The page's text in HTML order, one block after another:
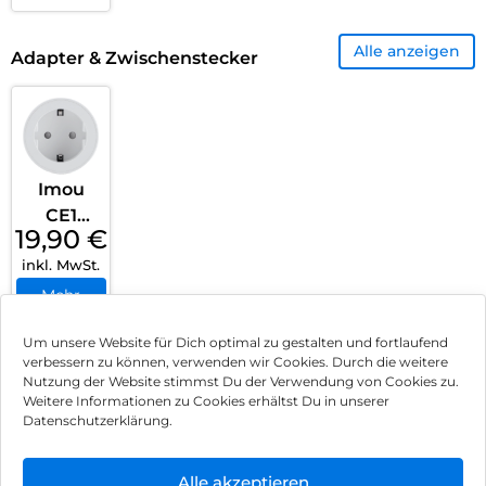
Um unsere Website für Dich optimal zu gestalten und fortlaufend
verbessern zu können, verwenden wir Cookies. Durch die weitere
Nutzung der Website stimmst Du der Verwendung von Cookies zu.
Weitere Informationen zu Cookies erhältst Du in unserer
Datenschutzerklärung.
Alle akzeptieren
Adapter & Zwischenstecker Alle anzeigen
Imou
CE1
Smart
Plug
2500 W
19,90 €
inkl. MwSt.
Mehr
Impressum